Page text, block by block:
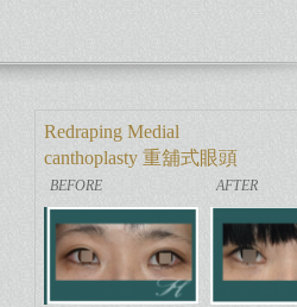
Redraping Medial
canthoplasty 重舖式眼頭
手術